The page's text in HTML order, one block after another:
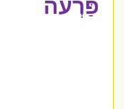
פַּרְעֹה